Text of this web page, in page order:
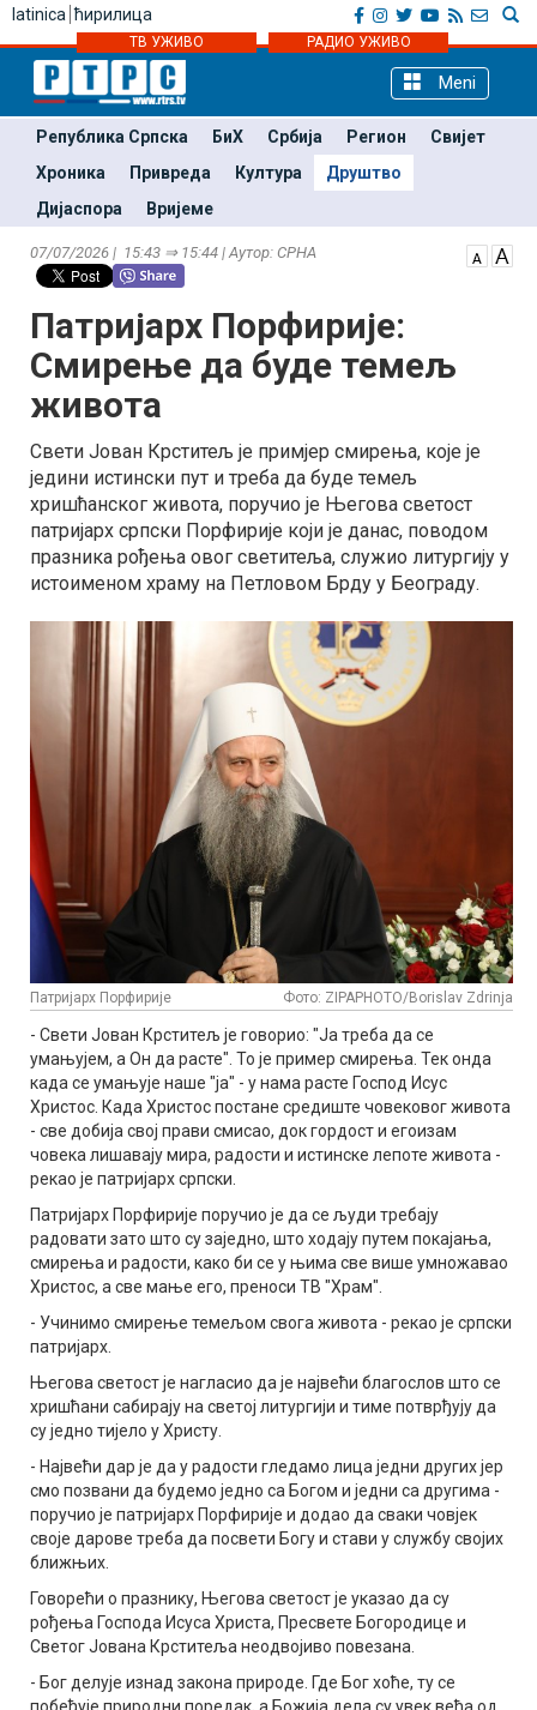
latinica ћирилица
ТВ УЖИВО РАДИО УЖИВО
Meni
Република Српска БиХ Србија Регион
Свијет
Хроника
Привреда Култура
Друштво
Дијаспора
Вријеме
07/07/2026 | 15:43 ⇒ 15:44 | Аутор: СРНА
Патријарх Порфирије:
Смирење да буде темељ
живота
Свети Јован Крститељ је примјер смирења, које је
једини истински пут и треба да буде темељ
хришћанског живота, поручио је Његова светост
патријарх српски Порфирије који је данас, поводом
празника рођења овог светитеља, служио литургију у
истоименом храму на Петловом Брду у Београду.
Патријарх Порфирије Фото: ZIPAPHOTO/Borislav Zdrinja
- Свети Јован Крститељ је говорио: "Ја треба да се
умањујем, а Он да расте". То је пример смирења. Тек онда
када се умањује наше "ја" - у нама расте Господ Исус
Христос. Када Христос постане средиште човековог живота
- све добија свој прави смисао, док гордост и егоизам
човека лишавају мира, радости и истинске лепоте живота -
рекао је патријарх српски.
Патријарх Порфирије поручио је да се људи требају
радовати зато што су заједно, што ходају путем покајања,
смирења и радости, како би се у њима све више умножавао
Христос, а све мање его, преноси ТВ "Храм".
- Учинимо смирење темељом свога живота - рекао је српски
патријарх.
Његова светост је нагласио да је највећи благослов што се
хришћани сабирају на светој литургији и тиме потврђују да
су једно тијело у Христу.
- Највећи дар је да у радости гледамо лица једни других јер
смо позвани да будемо једно са Богом и једни са другима -
поручио је патријарх Порфирије и додао да сваки човјек
своје дарове треба да посвети Богу и стави у службу својих
ближњих.
Говорећи о празнику, Његова светост је указао да су
рођења Господа Исуса Христа, Пресвете Богородице и
Светог Јована Крститеља неодвојиво повезана.
- Бог делује изнад закона природе. Где Бог хоће, ту се